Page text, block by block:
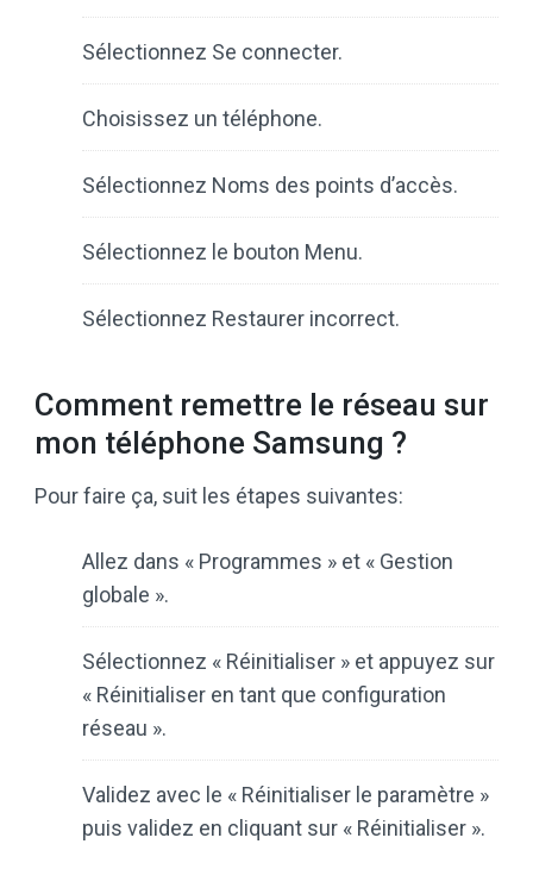
Sélectionnez Se connecter.
Choisissez un téléphone.
Sélectionnez Noms des points d’accès.
Sélectionnez le bouton Menu.
Sélectionnez Restaurer incorrect.
Comment remettre le réseau sur
mon téléphone Samsung ?
Pour faire ça, suit les étapes suivantes:
Allez dans « Programmes » et « Gestion
globale ».
Sélectionnez « Réinitialiser » et appuyez sur
« Réinitialiser en tant que configuration
réseau ».
Validez avec le « Réinitialiser le paramètre »
puis validez en cliquant sur « Réinitialiser ».